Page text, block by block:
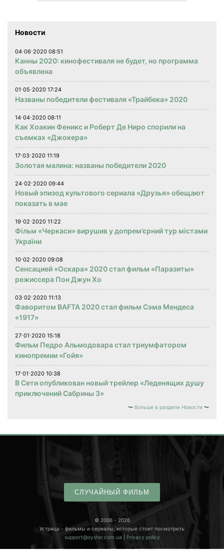
Новости
04⋅06⋅2020 08:51
Канны 2020: кинофестиваля не будет, но программа
объявлена
01⋅05⋅2020 17:24
Названы победители фестиваля «Трайбека» 2020
14⋅04⋅2020 08:11
Как Хоакин Феникс и Роберт Де Ниро спорили на
съемках «Джокера»
17⋅03⋅2020 11:19
Золотая малина: названы победители 2020
24⋅02⋅2020 09:44
Новый эпизод культового сериала «Друзья» обещают
показать в мае
19⋅02⋅2020 11:22
Фільм «Черкаси» вирушив у допрем’єрний тур містами
України
10⋅02⋅2020 09:08
Сенсацией «Оскара» 2020 стал фильм «Паразиты»
режиссера Пон Джун Хо
03⋅02⋅2020 11:13
Фаворитом BAFTA 2020 стал фильм Сэма Мендеса
«1917»
27⋅01⋅2020 15:18
Фильм Педро Альмодовара стал триумфатором
кинопремии «Гойя»
17⋅01⋅2020 10:38
В Сети опубликован новый трейлер «Леденящих душу
приключений Сабрины 3»
больше в разделе Новости
СЛУЧАЙНЫЙ ФИЛЬМ
© 2006 - 2026
Устрица - фильмы и сериалы, которые стоит посмотреть
support@oyster.com.ua
Privacy policy